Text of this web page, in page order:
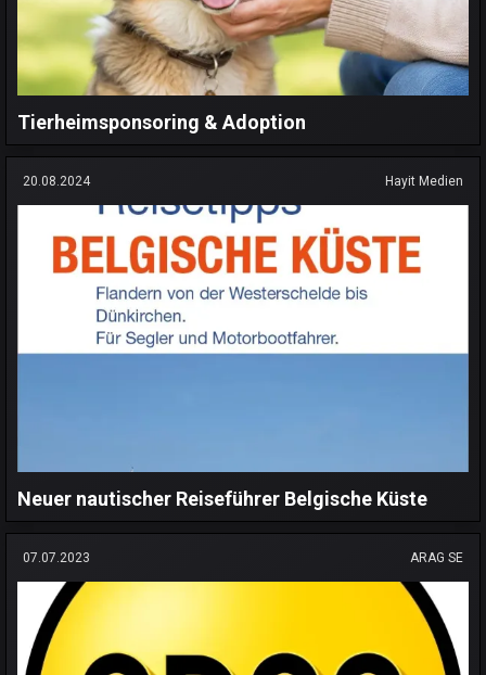
Tierheimsponsoring & Adoption
20.08.2024 Hayit Medien
Neuer nautischer Reiseführer Belgische Küste
07.07.2023 ARAG SE